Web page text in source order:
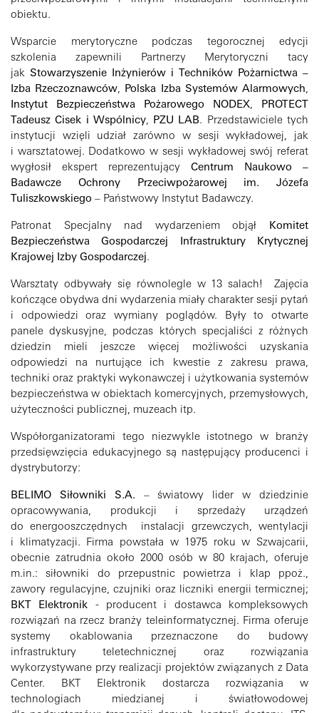
obiektu.
Wsparcie merytoryczne podczas tegorocznej edycji
szkolenia zapewnili Partnerzy Merytoryczni tacy
jak Stowarzyszenie Inżynierów i Techników Pożarnictwa –
Izba Rzeczoznawców, Polska Izba Systemów Alarmowych,
Instytut Bezpieczeństwa Pożarowego NODEX,
PROTECT
Tadeusz Cisek i Wspólnicy, PZU LAB. Przedstawiciele tych
instytucji wzięli udział zarówno w sesji wykładowej, jak
i warsztatowej. Dodatkowo w sesji wykładowej swój referat
wygłosił ekspert reprezentujący Centrum Naukowo –
Badawcze Ochrony Przeciwpożarowej im. Józefa
Tuliszkowskiego – Państwowy Instytut Badawczy.
Patronat Specjalny nad wydarzeniem objął
Komitet
Bezpieczeństwa Gospodarczej Infrastruktury Krytycznej
Krajowej Izby Gospodarczej.
Warsztaty odbywały się równolegle w 13 salach! Zajęcia
kończące obydwa dni wydarzenia miały charakter sesji pytań
i odpowiedzi oraz wymiany poglądów. Były to otwarte
panele dyskusyjne, podczas których specjaliści z różnych
dziedzin mieli jeszcze więcej możliwości uzyskania
odpowiedzi na nurtujące ich kwestie z zakresu prawa,
techniki oraz praktyki wykonawczej i użytkowania systemów
bezpieczeństwa w obiektach komercyjnych, przemysłowych,
użyteczności publicznej, muzeach itp.
Współorganizatorami tego niezwykle istotnego w branży
przedsięwzięcia edukacyjnego są następujący producenci i
dystrybutorzy:
BELIMO Siłowniki S.A. – światowy lider w dziedzinie
opracowywania, produkcji i sprzedaży urządzeń
do energooszczędnych instalacji grzewczych, wentylacji
i klimatyzacji. Firma powstała w 1975 roku w Szwajcarii,
obecnie zatrudnia około 2000 osób w 80 krajach, oferuje
m.in.: siłowniki do przepustnic powietrza i klap ppoż.,
zawory regulacyjne, czujniki oraz liczniki energii termicznej;
BKT Elektronik - producent i dostawca kompleksowych
rozwiązań na rzecz branży teleinformatycznej. Firma oferuje
systemy okablowania przeznaczone do budowy
infrastruktury teletechnicznej oraz rozwiązania
wykorzystywane przy realizacji projektów związanych z Data
Center. BKT Elektronik dostarcza rozwiązania w
technologiach miedzianej i światłowodowej